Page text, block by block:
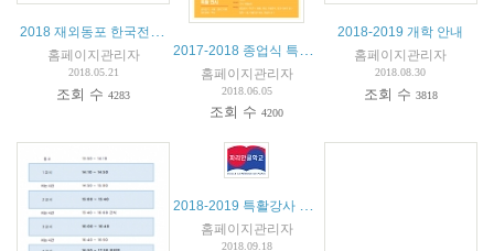
2018 재외동포 한국전통문화연수 프로그램
홈페이지관리자
2018.05.21
조회 수4283
홈페이지관리자
2018.06.05
조회 수4200
2018-2019 개학 안내
홈페이지관리자
2018.08.30
조회 수 3818
홈페이지관리자
2018.09.18